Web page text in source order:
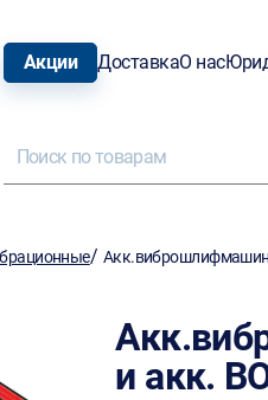
Акции ДоставкаО нас
/ Акк.виброшлифмашина
и акк.